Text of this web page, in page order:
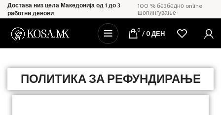
Достава низ цела Македонија од 1 до 3
работни денови
100 % безбедно online
шопингување
0 / 0ДЕН
ПОЛИТИКА ЗА РЕФУНДИРАЊЕ